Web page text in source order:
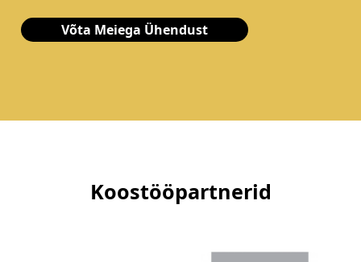
Võta Meiega Ühendust
Koostööpartnerid